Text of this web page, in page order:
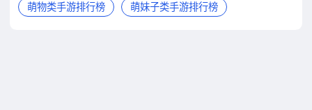
萌物类手游排行榜 萌妹子类手游排行榜